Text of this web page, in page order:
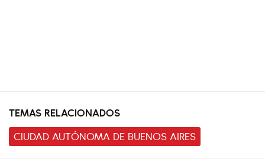
TEMAS RELACIONADOS
CIUDAD AUTÓNOMA DE BUENOS AIRES